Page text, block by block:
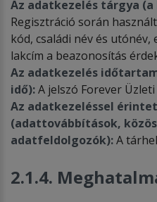
Az adatkezelés tárgya
Regisztráció során használt
kód, családi név és utónév,
lakcím a beazonosítás
Az adatkezelés
idő):A jelszó Forever
Az adatkezeléssel
(adattovábbítások,
adatfeldolgozók):A
2.1.4.